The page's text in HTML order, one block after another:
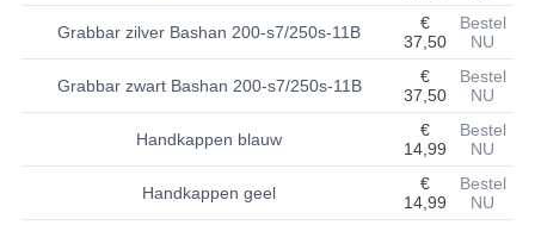
KABELS
KAPPEN EN FRAME
KETTING EN TANDWIELEN
KOEL SYSTEEM
Grabbar zilver Bashan 200-s7/250s-11B
€
37,50
Bestel
NU
Grabbar zwart Bashan 200-s7/250s-11B
€
37,50
Bestel
NU
Handkappen blauw
€
14,99
Bestel
NU
Handkappen geel
€
14,99
Bestel
NU